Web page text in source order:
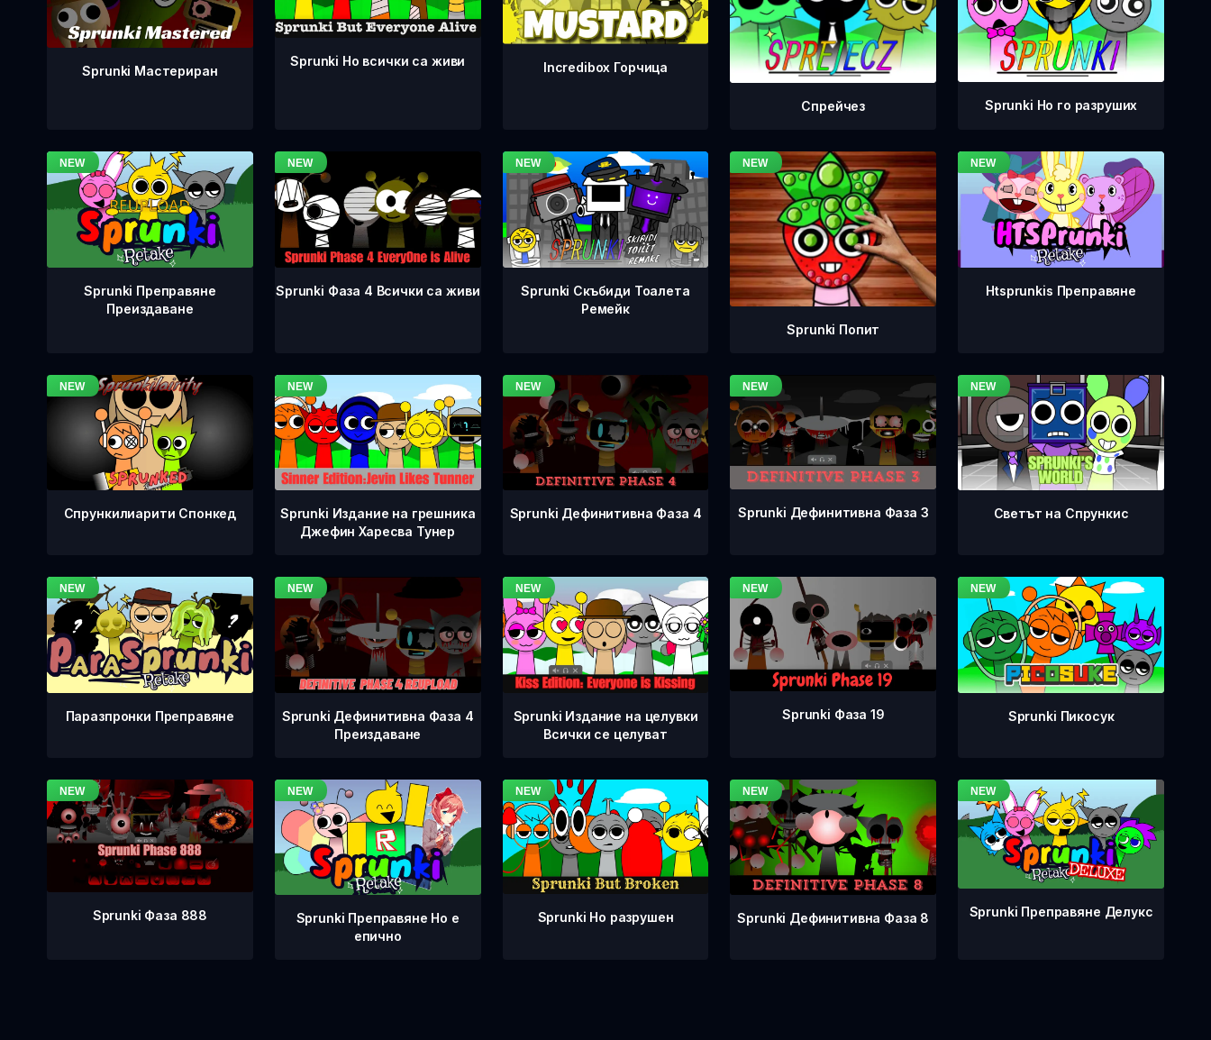
Sprunki Мастериран
Sprunki Но всички са живи Incredibox Горчица
Спрейчез Sprunki Но го разруших
Sprunki Преправяне
Преиздаване
Sprunki Фаза 4 Всички са живи
Sprunki Скъбиди Тоалета
Ремейк
Sprunki Попит
Htsprunkis Преправяне
Спрункилиарити Спонкед
Sprunki Издание на грешника
Джефин Харесва Тунер
Sprunki Дефинитивна Фаза 4 Sprunki Дефинитивна Фаза 3 Светът на Спрункис
Паразпронки Преправяне
Sprunki Дефинитивна Фаза 4
Преиздаване
Sprunki Издание на целувки
Всички се целуват
Sprunki Фаза 19 Sprunki Пикосук
Sprunki Фаза 888
Sprunki Преправяне Но е
епично
Sprunki Но разрушен Sprunki Дефинитивна Фаза 8 Sprunki Преправяне Делукс